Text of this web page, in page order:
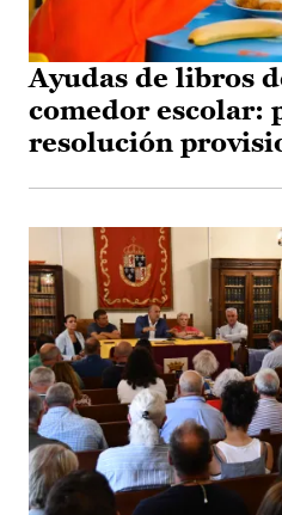
Ayudas de libros
comedor escolar:
resolución